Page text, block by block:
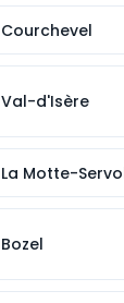
Courchevel
Val-d'Isère
La Motte-
Bozel